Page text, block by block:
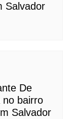
Salvador
De
no bairro
Salvador